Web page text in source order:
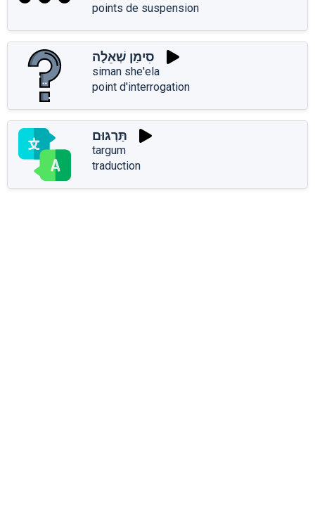
points de suspension
סִימַן שְׁאֵלָה
siman she'ela
point d'interrogation
תַּרְגּוּם
targum
traduction